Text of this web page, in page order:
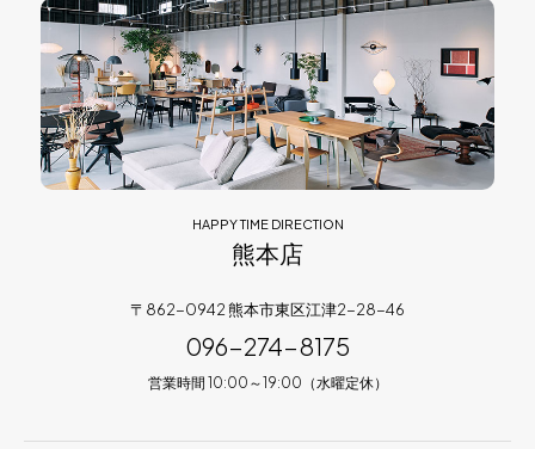
HAPPY TIME DIRECTION
熊本店
〒862-0942 熊本市東区江津2-28-46
096-274-8175
営業時間 10:00～19:00（水曜定休）